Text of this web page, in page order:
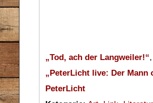
„Tod, ach der Langweiler!“
„PeterLicht live: Der Mann
PeterLicht